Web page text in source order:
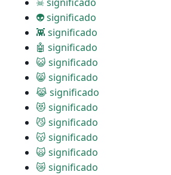
👽 significado
👾 significado
🤖 significado
😺 significado
😸 significado
😹 significado
😻 significado
😼 significado
😽 significado
🙀 significado
😿 significado